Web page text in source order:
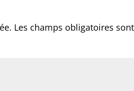
Les champs obligatoires